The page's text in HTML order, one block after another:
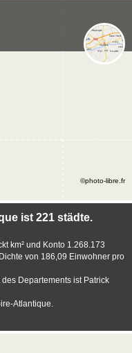
ist 221 städte.
km² und Konto 1.268.173
von 186,09 Einwohner pro
Departements ist Patrick
Atlantique.
©photo-libre.fr